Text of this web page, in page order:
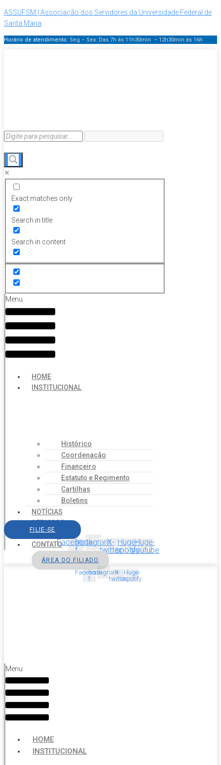
ASSUFSM | Associação dos Servidores da Universidade Federal de
Santa Maria
Horário de atendimento: Seg – Sex: Das 7h às 11h30min – 12h30min às 16h
Exact matches only
Search in title
Search in content
Menu
HOME
INSTITUCIONAL
Histórico
Coordenação
Financeiro
Estatuto e Regimento
Cartilhas
Boletins
NOTÍCIAS
SERVIÇOS
AGENDA
CONTATO
FILIE-SE
Facebook-
f
InstagramX-
twitter
Huge-
spotify
Huge-
youtube
ÁREA DO FILIADO
Facebook-
f
InstagramX-
twitter
Huge-
spotify
Menu
HOME
INSTITUCIONAL